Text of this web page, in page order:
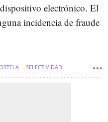
electrónico. El
incidencia de fraude
SELECTIVIDAD